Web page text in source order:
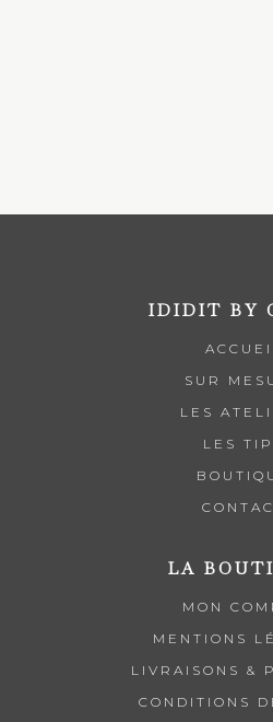
IDIDIT BY
SUR
LES
LES
LA
MON
MENTIONS
LIVRAISONS &
CONDITIONS